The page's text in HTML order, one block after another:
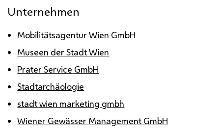
Unternehmen
Mobilitätsagentur Wien GmbH
Museen der Stadt Wien
PraterService GmbH
Stadtarchäologie
stadt wien marketing gmbh
Wiener Gewässer Management GmbH